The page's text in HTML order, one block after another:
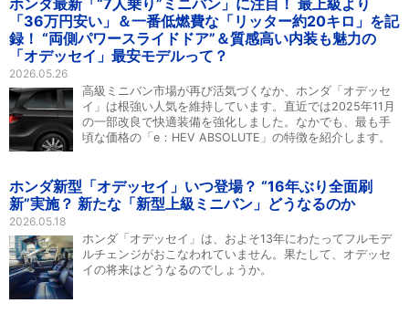
ホンダ最新「“7人乗り”ミニバン」に注目！ 最上級より
「36万円安い」＆一番低燃費な「リッター約20キロ」を記
録！ “両側パワースライドドア”＆質感高い内装も魅力の
「オデッセイ」最安モデルって？
2026.05.26
高級ミニバン市場が再び活気づくなか、ホンダ「オデッセ
イ」は根強い人気を維持しています。直近では2025年11月
の一部改良で快適装備を強化しました。なかでも、最も手
頃な価格の「e：HEV ABSOLUTE」の特徴を紹介します。
ホンダ新型「オデッセイ」いつ登場？ “16年ぶり全面刷
新”実施？ 新たな「新型上級ミニバン」どうなるのか
2026.05.18
ホンダ「オデッセイ」は、およそ13年にわたってフルモデ
ルチェンジがおこなわれていません。果たして、オデッセ
イの将来はどうなるのでしょうか。